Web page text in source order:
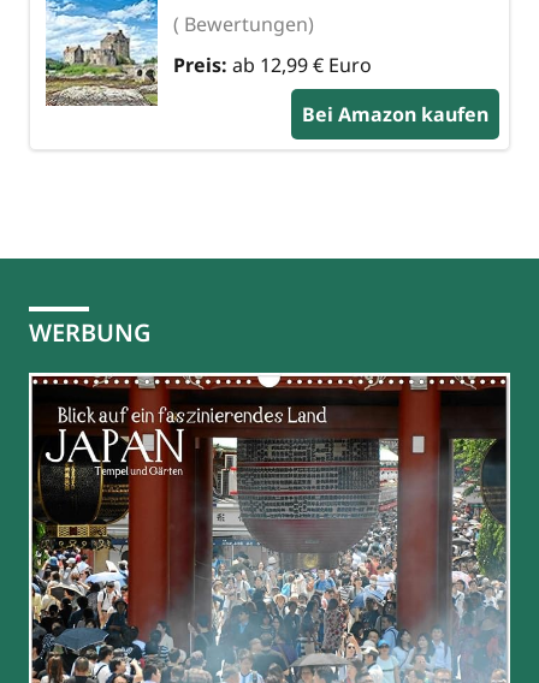
( Bewertungen)
Preis: ab 12,99 € Euro
Bei Amazon kaufen
WERBUNG